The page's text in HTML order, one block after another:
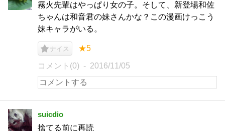
霧火先輩はやっぱり女の子。そして、新登場和佐
ちゃんは和音君の妹さんかな？この漫画けっこう
妹キャラがいる。
ナイス ★5
コメント(0) 2016/11/05
suicdio
捨てる前に再読